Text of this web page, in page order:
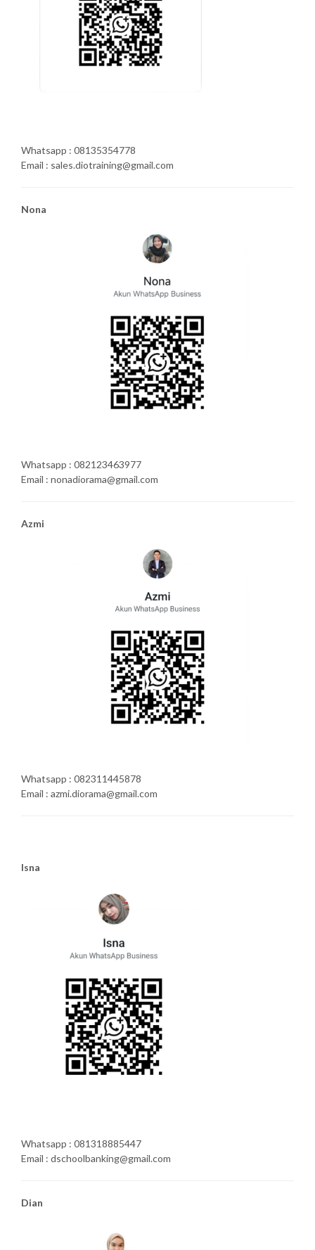
Whatsapp : 08135354778
Email : sales.diotraining@gmail.com
Nona
Whatsapp : 082123463977
Email : nonadiorama@gmail.com
Azmi
Whatsapp : 082311445878
Email : azmi.diorama@gmail.com
Isna
Whatsapp : 081318885447
Email : dschoolbanking@gmail.com
Dian